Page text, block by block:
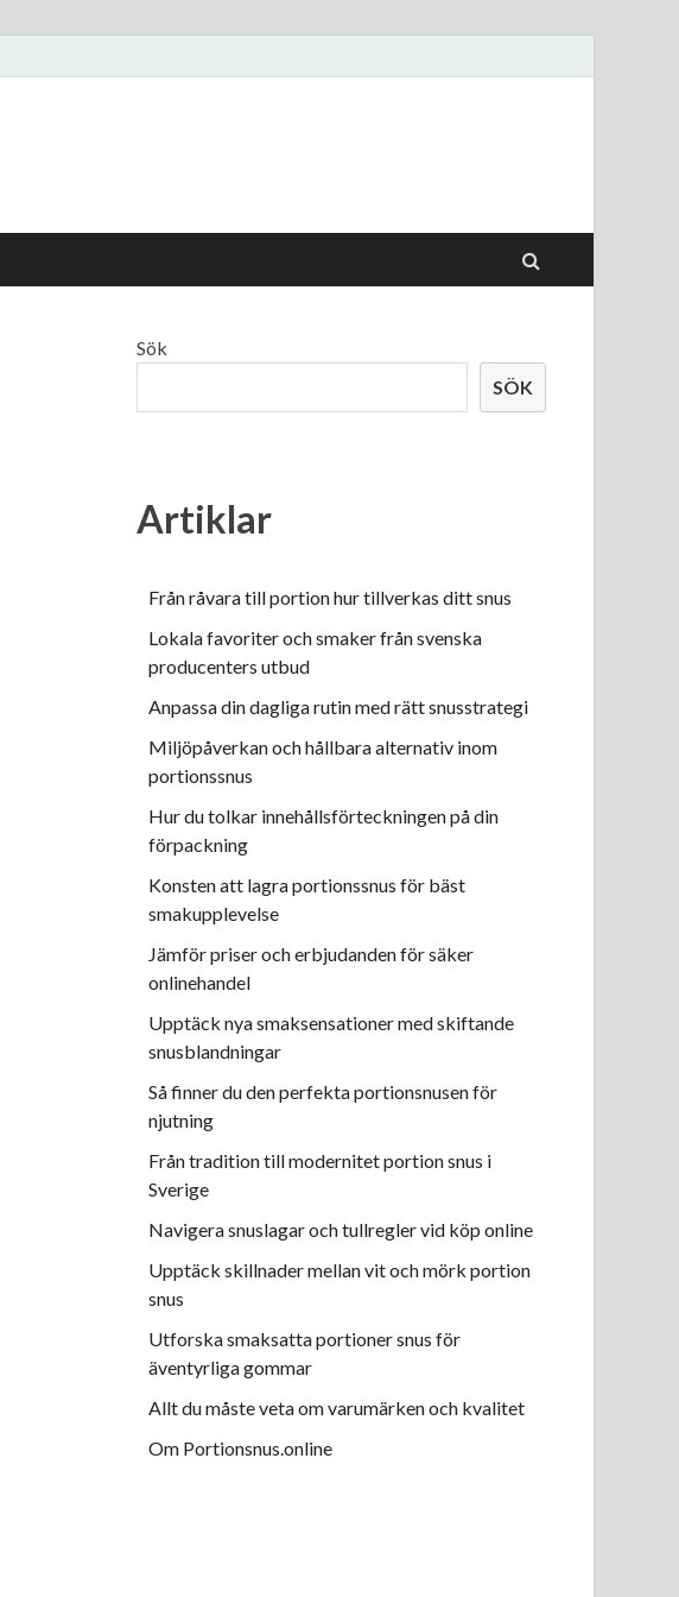
Sök
SÖK
Artiklar
Från råvara till portion hur tillverkas ditt snus
Lokala favoriter och smaker från svenska
producenters utbud
Anpassa din dagliga rutin med rätt snusstrategi
Miljöpåverkan och hållbara alternativ inom
portionssnus
Hur du tolkar innehållsförteckningen på din
förpackning
Konsten att lagra portionssnus för bäst
smakupplevelse
Jämför priser och erbjudanden för säker
onlinehandel
Upptäck nya smaksensationer med skiftande
snusblandningar
Så finner du den perfekta portionsnusen för
njutning
Från tradition till modernitet portion snus i
Sverige
Navigera snuslagar och tullregler vid köp online
Upptäck skillnader mellan vit och mörk portion
snus
Utforska smaksatta portioner snus för
äventyrliga gommar
Allt du måste veta om varumärken och kvalitet
Om Portionsnus.online